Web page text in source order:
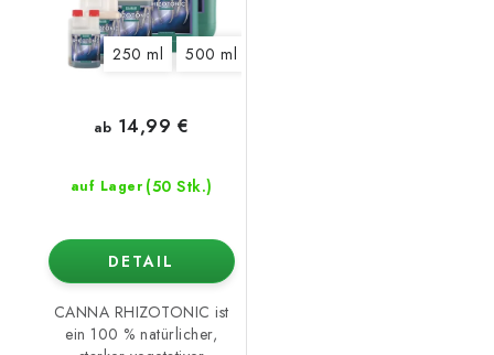
250 ml 500 ml
auf Lager (50 Stk.)
ab 14,99 €
DETAIL
CANNA RHIZOTONIC ist
ein 100 % natürlicher,